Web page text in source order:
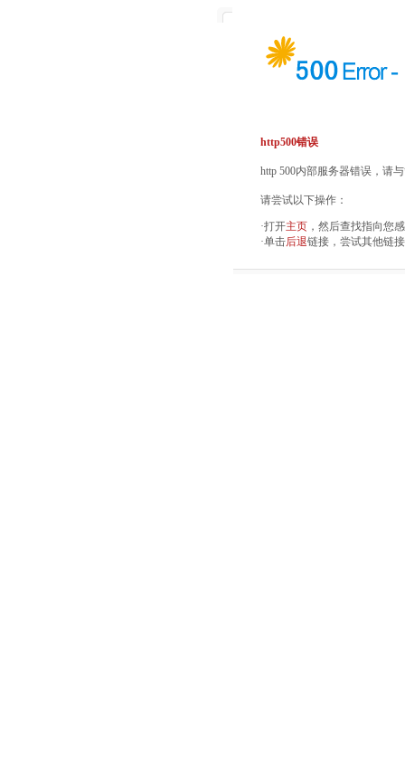
http500错误
http 500内部服务器错误，请
请尝试以下操作：
·打开主页 ，然后查找指向您
·单击后退链接，尝试其他链